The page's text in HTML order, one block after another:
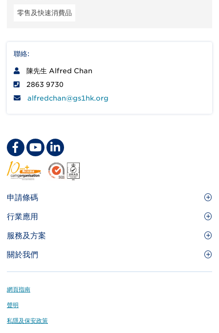
零售及快速消費品
聯絡:
陳先生 Alfred Chan
2863 9730
alfredchan@gs1hk.org
Footer
Site
Menu
申請條碼
GS1條碼
實用工具及資源
行業應用
食品及餐飲服務
運輸及物流
服務及方案
品牌保護
關於我們
關於香港貨品編碼協會
業界應用的標準
認識我們的團隊
刊物
Footer
網頁指南
聲明
私隱及保安政策